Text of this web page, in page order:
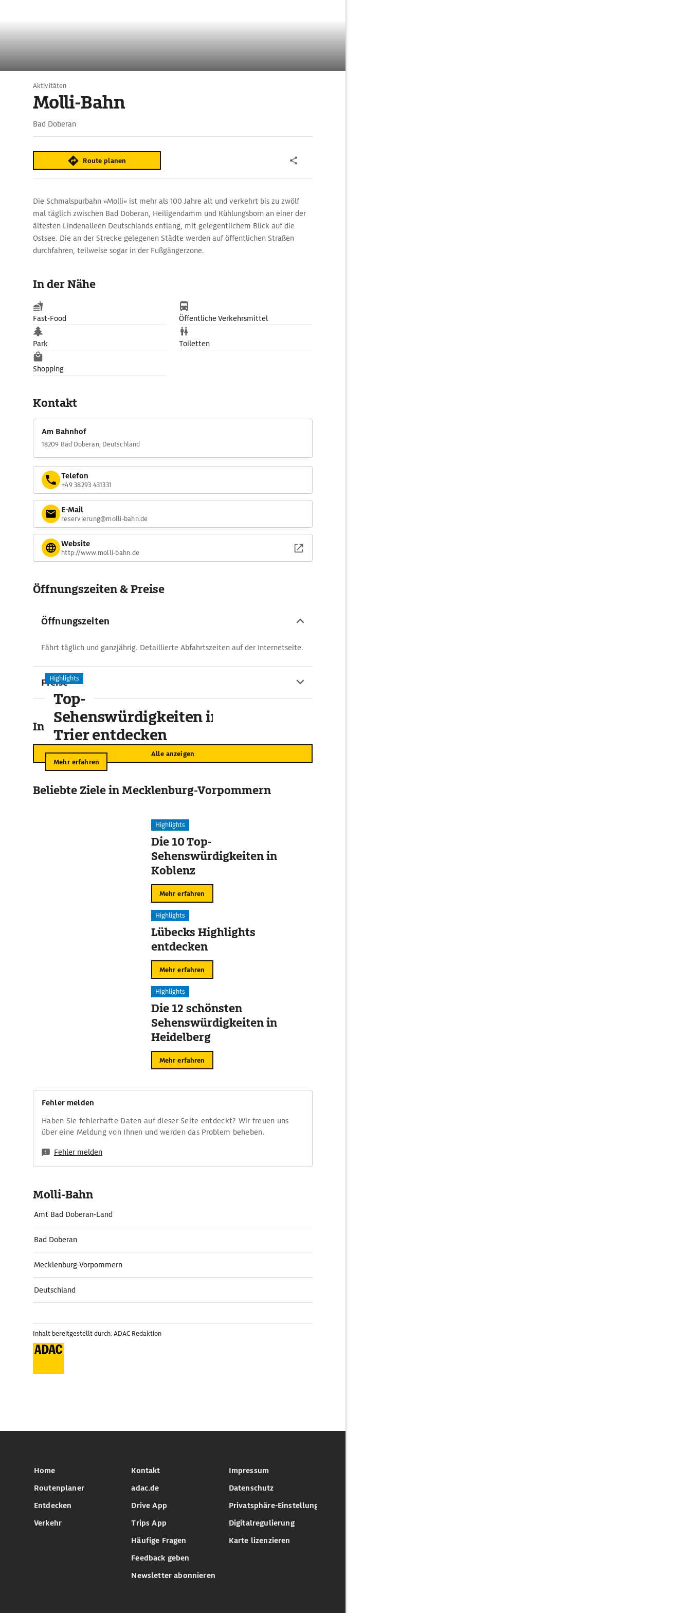
Aktivitäten
Molli-Bahn
Bad Doberan
Route planen
Die Schmalspurbahn »Molli« ist mehr als 100 Jahre alt und verkehrt bis zu zwölf
mal täglich zwischen Bad Doberan, Heiligendamm und Kühlungsborn an einer der
ältesten Lindenalleen Deutschlands entlang, mit gelegentlichem Blick auf die
Ostsee. Die an der Strecke gelegenen Städte werden auf öffentlichen Straßen
durchfahren, teilweise sogar in der Fußgängerzone.
In der Nähe
Fast-Food Öffentliche Verkehrsmittel
Park Toiletten
Shopping
Kontakt
Am Bahnhof
18209 Bad Doberan, Deutschland
Telefon
+49 38293 431331
E-Mail
reservierung@molli-bahn.de
Website
http://www.molli-bahn.de
Öffnungszeiten & Preise
Öffnungszeiten
Fährt täglich und ganzjährig. Detaillierte Abfahrtszeiten auf der Internetseite.
Preise
In der Umgebung
Alle anzeigen
Highlights
Top-
Sehenswürdigkeiten in
Trier entdecken
Mehr erfahren
Beliebte Ziele in Mecklenburg-Vorpommern
Highlights
Die 10 Top-
Sehenswürdigkeiten in
Koblenz
Mehr erfahren
Highlights
Lübecks Highlights
entdecken
Mehr erfahren
Highlights
Die 12 schönsten
Sehenswürdigkeiten in
Heidelberg
Mehr erfahren
Fehler melden
Haben Sie fehlerhafte Daten auf dieser Seite entdeckt? Wir freuen uns
über eine Meldung von Ihnen und werden das Problem beheben.
Fehler melden
Molli-Bahn
Amt Bad Doberan-Land
Bad Doberan
Mecklenburg-Vorpommern
Deutschland
Inhalt bereitgestellt durch: ADAC Redaktion
Home
Routenplaner
Entdecken
Verkehr
Kontakt
adac.de
Drive App
Trips App
Häufige Fragen
Feedback geben
Newsletter abonnieren
Impressum
Datenschutz
Privatsphäre-Einstellungen
Digitalregulierung
Karte lizenzieren